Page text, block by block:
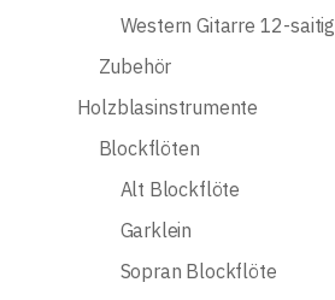
Western Gitarre 12-saitig
Zubehör
Holzblasinstrumente
Blockflöten
Alt Blockflöte
Garklein
Sopran Blockflöte